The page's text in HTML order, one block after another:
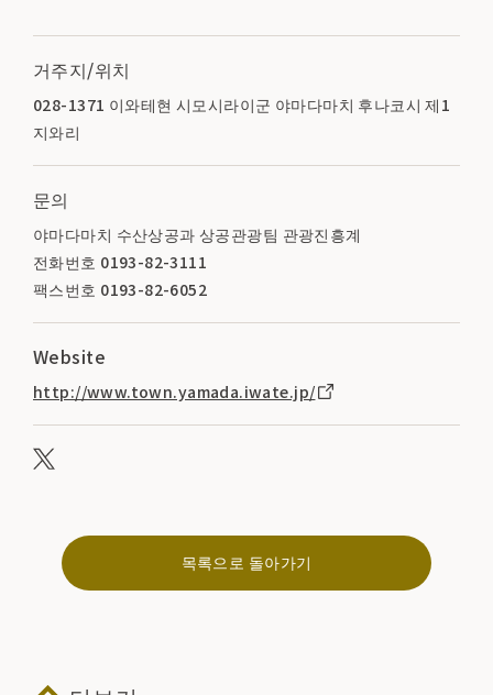
거주지/위치
028-1371 이와테현 시모시라이군 야마다마치 후나코시 제1
지와리
문의
야마다마치 수산상공과 상공관광팀 관광진흥계
전화번호 0193-82-3111
팩스번호 0193-82-6052
Website
http://www.town.yamada.iwate.jp/
목록으로 돌아가기